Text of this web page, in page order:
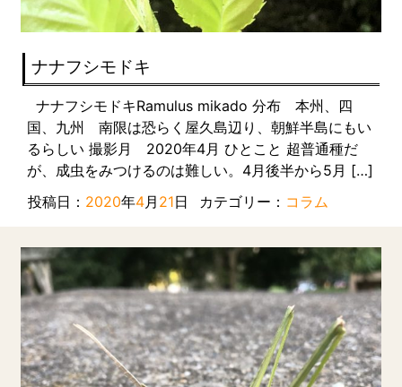
ナナフシモドキ
ナナフシモドキRamulus mikado 分布 本州、四
国、九州 南限は恐らく屋久島辺り、朝鮮半島にもい
るらしい 撮影月 2020年4月 ひとこと 超普通種だ
が、成虫をみつけるのは難しい。4月後半から5月 […]
投稿日： 2020年4月 21日 カテゴリー： コラム